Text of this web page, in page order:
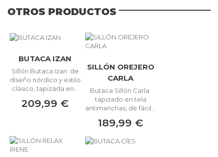
OTROS PRODUCTOS
BUTACA IZAN
Sillón Butaca Izan de
diseño nórdico y estilo
clásico, tapizada en...
209,99 €
SILLÓN OREJERO
CARLA
Butaca Sillón Carla
tapizado en tela
antimanchas, de fácil...
189,99 €